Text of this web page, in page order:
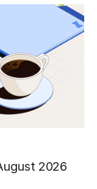
2026